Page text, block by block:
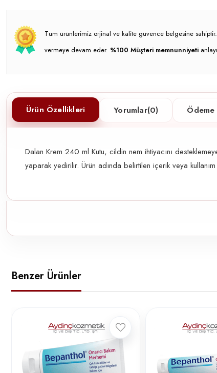
Tüm ürünlerimiz orjinal ve kalite güvence belgesine
vermeye devam eder. %100 Müşteri memnunniyeti
Ürün Özellikleri Yorumlar(0)
Dalan Krem 240 ml Kutu, cildin nem ihtiyacını
yaparak yedirilir. Ürün adında belirtilen içerik veya
Benzer Ürünler